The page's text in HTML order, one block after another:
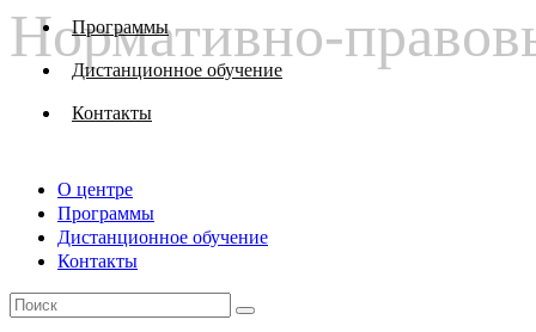
Программы
Дистанционное обучение
Контакты
О центре
Программы
Дистанционное обучение
Контакты
Нормативно-